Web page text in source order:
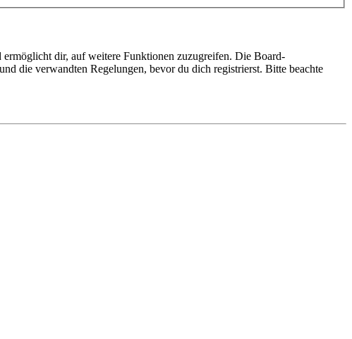
dir, auf weitere Funktionen zuzugreifen. Die Board-
die verwandten Regelungen, bevor du dich registrierst. Bitte beachte